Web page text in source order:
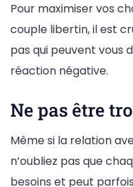
Pour maximiser vos
couple libertin, il est
pas qui peuvent vous
réaction négative.
Ne pas être
Même si la relation
n’oubliez pas que
besoins et peut